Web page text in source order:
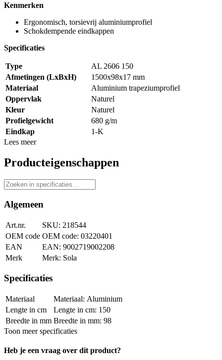
Kenmerken
Ergonomisch, torsievrij aluminiumprofiel
Schokdempende eindkappen
Specificaties
Type
AL 2606 150
Afmetingen (LxBxH)
1500x98x17 mm
Materiaal
Aluminium trapeziumprofiel
Oppervlak
Naturel
Kleur
Naturel
Profielgewicht
680 g/m
Eindkap
1-K
Lees meer
Producteigenschappen
Algemeen
Art.nr.
218544
OEM code
03220401
EAN
9002719002208
Merk
Sola
Specificaties
Materiaal
Aluminium
Lengte in cm
150
Breedte in mm
98
Toon meer specificaties
Heb je een vraag over dit product?